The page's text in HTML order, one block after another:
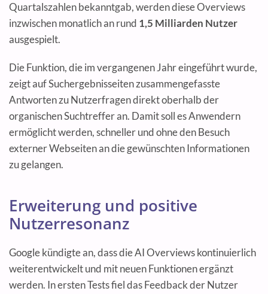
Quartalszahlen bekanntgab, werden diese Overviews
inzwischen monatlich an rund 1,5 Milliarden Nutzer
ausgespielt.
Die Funktion, die im vergangenen Jahr eingeführt wurde,
zeigt auf Suchergebnisseiten zusammengefasste
Antworten zu Nutzerfragen direkt oberhalb der
organischen Suchtreffer an. Damit soll es Anwendern
ermöglicht werden, schneller und ohne den Besuch
externer Webseiten an die gewünschten Informationen
zu gelangen.
Erweiterung und positive
Nutzerresonanz
Google kündigte an, dass die AI Overviews kontinuierlich
weiterentwickelt und mit neuen Funktionen ergänzt
werden. In ersten Tests fiel das Feedback der Nutzer